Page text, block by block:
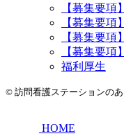
【募集要項
【募集要項
【募集要項
【募集要項
福利厚生
© 訪問看護ステーションのあ.
HOME